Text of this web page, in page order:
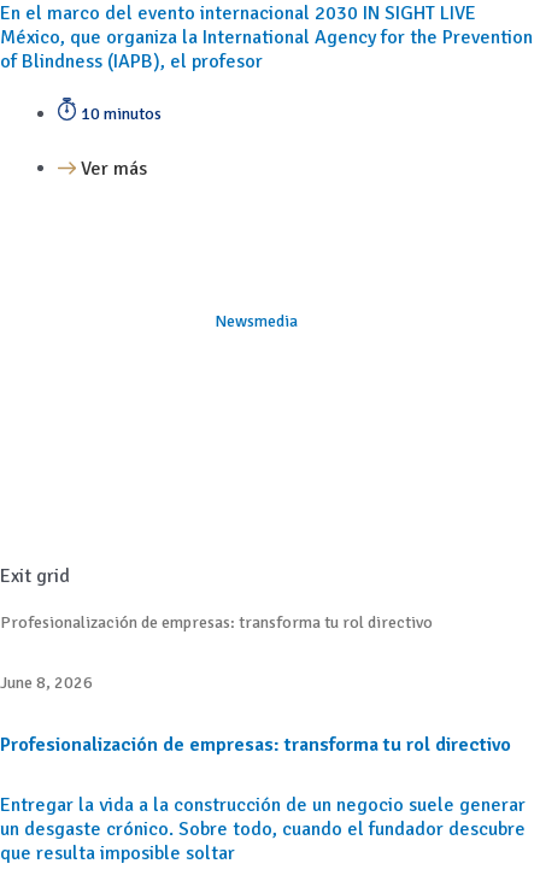
En el marco del evento internacional 2030 IN SIGHT LIVE
México, que organiza la International Agency for the Prevention
of Blindness (IAPB), el profesor
10 minutos
Ver más
Newsmedia
Exit grid
Profesionalización de empresas: transforma tu rol directivo
June 8, 2026
Profesionalización de empresas: transforma tu rol directivo
Entregar la vida a la construcción de un negocio suele generar
un desgaste crónico. Sobre todo, cuando el fundador descubre
que resulta imposible soltar